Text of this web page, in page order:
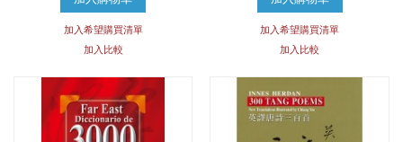
加入希望購買清單
加入比較
加入希望購買清單
加入比較